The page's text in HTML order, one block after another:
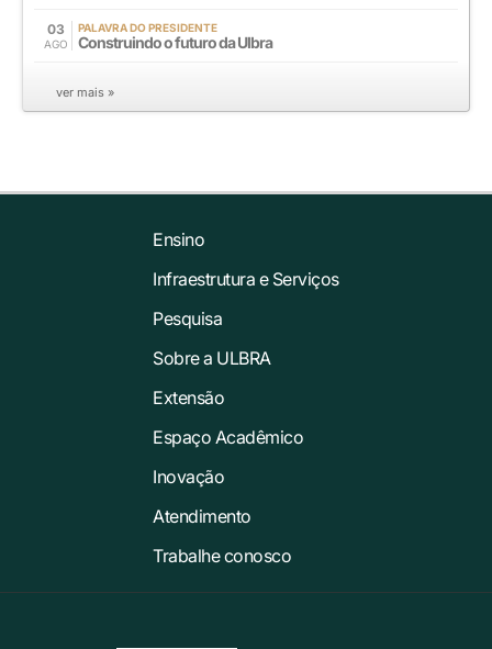
03
AGO
PALAVRA DO PRESIDENTE
Construindo o futuro da Ulbra
ver mais »
Ensino
Infraestrutura e Serviços
Pesquisa
Sobre a ULBRA
Extensão
Espaço Acadêmico
Inovação
Atendimento
Trabalhe conosco